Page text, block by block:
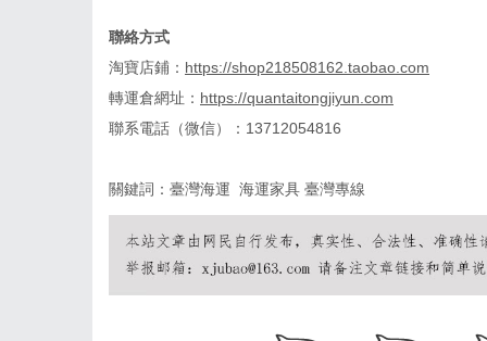
聯絡方式
淘寶店鋪： https://shop218508162.taobao.com
轉運倉網址： https://quantaitongjiyun.com
聯系電話（微信）： 13712054816
關鍵詞 ： 臺灣海運 海運家具 臺灣專線